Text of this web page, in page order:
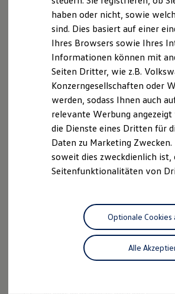
Multistop Pathfinder
Übersicht Software
Hilfreiches für Besitzer
Fahrerassistenz- und
Kontrollleuchten
Kurzfahrprofile und
Batterieverordnung
XTL-Dieselkraftstoff
Ersatzteile und
Original Zubehör und Lifestyle
myVolkswagen Business
Elektrisch & Autonom
Elektro - & Hybridfahrzeuge
Klimafreundlicher Strom
Ladezeitensimulator
Ladelösungen für
Ladelösungen für
Wallbox und Ladekabel
Bidirektionales Laden
Förderung & Kosten der
Neben dem Vertrieb und dem
Volkswagen, Audi, SEAT, CUPRA,
Nutzfahrzeuge und Dethleffs
Dienstleistungen rund um Ihr
Unfallinstandsetzung,
Lackiererei, Rädereinlagerung,
oder die klassische
ebenso zu unseren Angeboten wie
oder Mietwagen, von der Tages- bis
Langzeitmiete. An 10 Standorten in
wir ständig über 800 Neuwagen,
Auswahl, Verkaufskompetenz,
Inzahlungnahme, Versicherung - bei
Sie alles aus einer Hand.
haben oder nicht, sowie
sind. Dies basiert auf einer
Ihres Browsers sowie Ihres
Informationen können mit
Seiten Dritter, wie z.B.
Konzerngesellschaften oder
werden, sodass Ihnen auch
relevante Werbung
die Dienste eines Dritten für
Daten zu Marketing
soweit dies zweckdienlich
Seitenfunktionalitäten von
Alle
Optionale Cookies